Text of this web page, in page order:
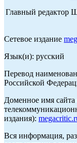
Главный редактор
Сетевое издание
Язык(и): русский
Перевод
Российской
Доменное имя
издания):
Вся информация,